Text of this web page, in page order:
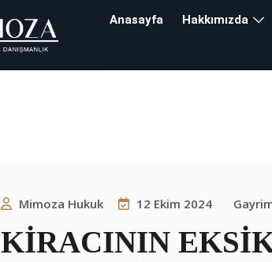
Anasayfa Hakkımızda
Mimoza Hukuk 12 Ekim 2024
KİRACININ